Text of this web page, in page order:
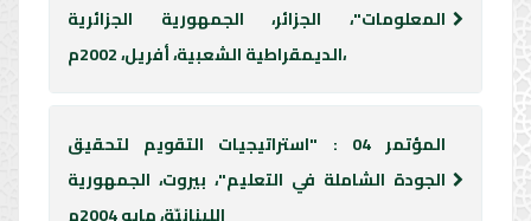
المعلومات"، الجزائر، الجمهورية الجزائرية
الديمقراطية الشعبية، أفريل، 2002م،
المؤتمر 04 : "استراتيجيات التقويم لتحقيق
الجودة الشاملة في التعليم"، بيروت، الجمهورية